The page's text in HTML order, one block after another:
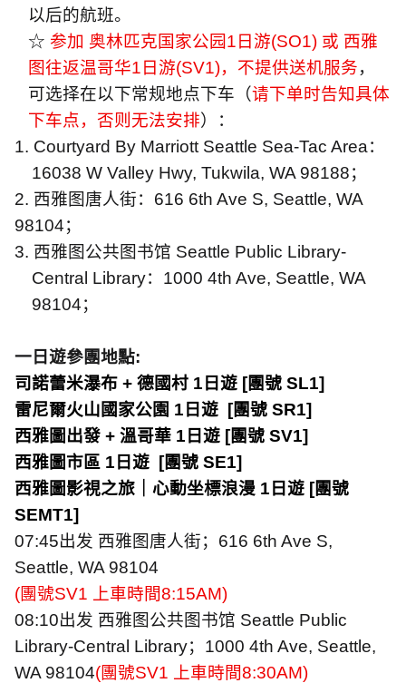
以后的航班。
☆ 参加 奥林匹克国家公园1 日游(SO1) 或 西雅
图往返温哥华1 日游(SV1)，不提供送机服务，
可选择在以下常规地点下车（请下单时告知具体
下车点，否则无法安排）：
1. Courtyard By Marriott Seattle Sea-Tac Area：
16038 W Valley Hwy, Tukwila, WA 98188；
2. 西雅图唐人街： 616 6th Ave S, Seattle, WA
98104；
3. 西雅图公共图书馆 Seattle Public Library-
Central Library： 1000 4th Ave, Seattle, WA
98104；
一日遊參團地點:
司諾蕾米瀑布 + 德國村 1 日遊 [團號 SL1]
雷尼爾火山國家公園 1 日遊 [團號 SR1]
西雅圖出發 + 溫哥華 1 日遊 [團號 SV1]
西雅圖市區 1 日遊 [團號 SE1]
西雅圖影視之旅｜心動坐標浪漫 1 日遊 [團號
SEMT1]
07:45出发 西雅图唐人街； 616 6th Ave S,
Seattle, WA 98104
(團號SV1 上車時間8:15AM)
08:10出发 西雅图公共图书馆 Seattle Public
Library-Central Library； 1000 4th Ave, Seattle,
WA 98104(團號SV1 上車時間8:30AM)